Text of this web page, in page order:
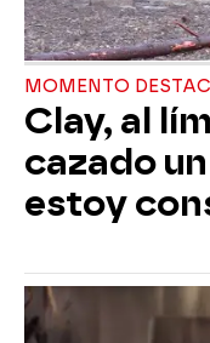
MOMENTO
Clay, al
cazado
estoy